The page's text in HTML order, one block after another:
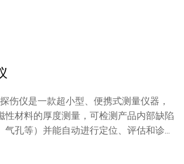
伤仪是一款超小型、便携式测量仪器，
性材料的厚度测量，可检测产品内部缺陷
气孔等）并能自动进行定位、评估和诊...